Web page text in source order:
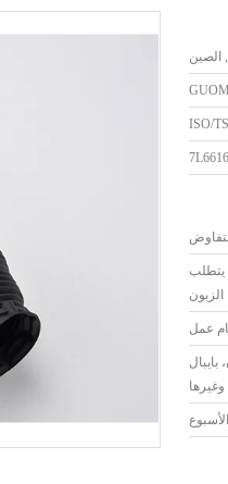
الصين
ISO/
يتطلب
الزبون
وغيرها